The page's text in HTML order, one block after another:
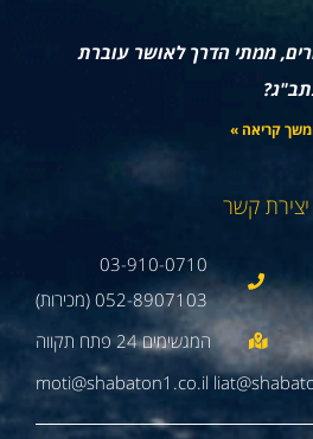
ממתי הדרך לאושר עוברת
קריאה »
יצירת קשר
03-910-0710
052-8907103 (מכירות)
moti@shabaton1.co.il